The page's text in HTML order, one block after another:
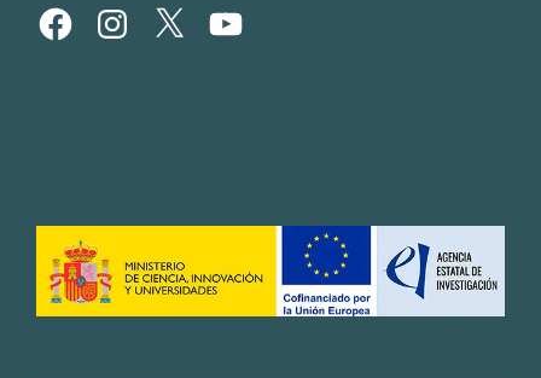
FacebookInstagram
X YouTube